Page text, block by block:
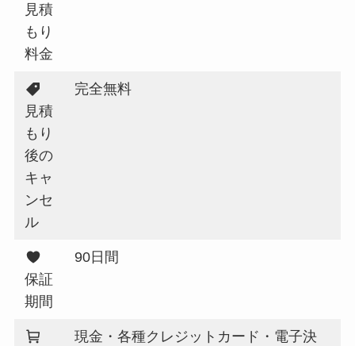
見積
もり
料金
見積
もり
後の
キャ
ンセ
ル
完全無料
保証
期間
90日間
現金・各種クレジットカード・電子決